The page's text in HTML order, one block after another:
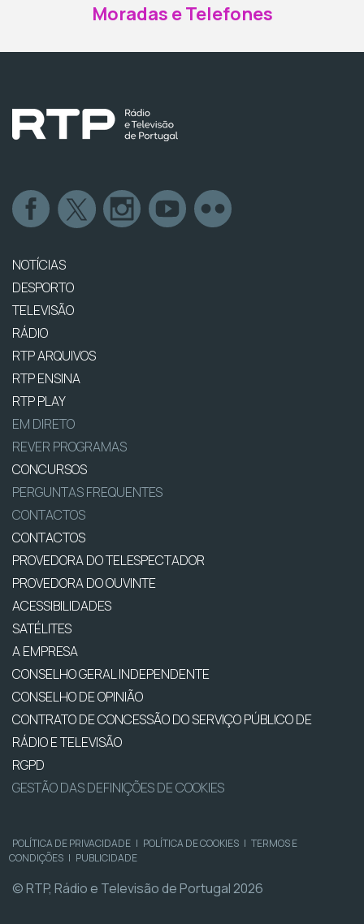
Moradas e Telefones
NOTÍCIAS
DESPORTO
TELEVISÃO
RÁDIO
RTP ARQUIVOS
RTP ENSINA
RTP PLAY
EM DIRETO
REVER PROGRAMAS
CONCURSOS
PERGUNTAS FREQUENTES
CONTACTOS
CONTACTOS
PROVEDORA DO TELESPECTADOR
PROVEDORA DO OUVINTE
ACESSIBILIDADES
SATÉLITES
A EMPRESA
CONSELHO GERAL INDEPENDENTE
CONSELHO DE OPINIÃO
CONTRATO DE CONCESSÃO DO SERVIÇO PÚBLICO DE
RÁDIO E TELEVISÃO
RGPD
GESTÃO DAS DEFINIÇÕES DE COOKIES
POLÍTICA DE PRIVACIDADE | POLÍTICA DE COOKIES | TERMOS E
CONDIÇÕES | PUBLICIDADE
© RTP, Rádio e Televisão de Portugal 2026